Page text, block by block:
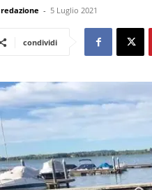
redazione - 5 Luglio 2021
condividi